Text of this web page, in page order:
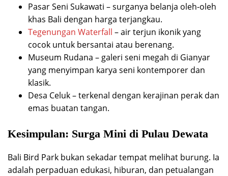
Pasar Seni Sukawati – surganya belanja oleh-oleh
khas Bali dengan harga terjangkau.
Tegenungan Waterfall – air terjun ikonik yang
cocok untuk bersantai atau berenang.
Museum Rudana – galeri seni megah di Gianyar
yang menyimpan karya seni kontemporer dan
klasik.
Desa Celuk – terkenal dengan kerajinan perak dan
emas buatan tangan.
Kesimpulan: Surga Mini di Pulau Dewata
Bali Bird Park bukan sekadar tempat melihat burung. Ia
adalah perpaduan edukasi, hiburan, dan petualangan